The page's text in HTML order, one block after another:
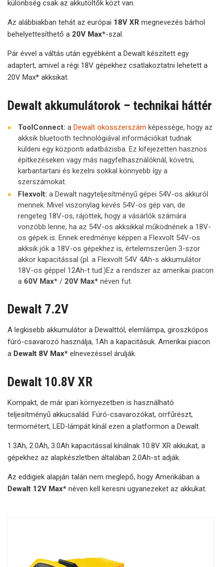
különbség csak az akkutöltők közt van.
Az alábbiakban tehát az európai 18V XR megnevezés bárhol
behelyettesíthető a 20V Max*-szal.
Pár évvel a váltás után egyébként a Dewalt készített egy
adaptert, amivel a régi 18V gépekhez csatlakoztatni lehetett a
20V Max* akksikat.
Dewalt akkumulátorok – technikai háttér
ToolConnect: a Dewalt okosszerszám képessége, hogy az
akksik bluetooth technológiával információkat tudnak
küldeni egy központi adatbázisba. Ez kifejezetten hasznos
építkezéseken vagy más nagyfelhasználóknál, követni,
karbantartani és kezelni sokkal könnyebb így a
szerszámokat.
Flexvolt: a Dewalt nagyteljesítményű gépei 54V-os akkuról
mennek. Mivel viszonylag kevés 54V-os gép van, de
rengeteg 18V-os, rájöttek, hogy a vásárlók számára
vonzóbb lenne, ha az 54V-os akksikkal működnének a 18V-
os gépek is. Ennek eredménye képpen a Flexvolt 54V-os
akksik jók a 18V-os gépekhez is, értelemszerűen 3-szor
akkor kapacitással (pl. a Flexvolt 54V 4Ah-s akkumulátor
18V-os géppel 12Ah-t tud.)Ez a rendszer az amerikai piacon
a 60V Max* / 20V Max* néven fut.
Dewalt 7.2V
A legkisebb akkumulátor a Dewalttól, elemlámpa, giroszkópos
fúró-csavarozó használja, 1Ah a kapacitásuk. Amerikai piacon
a Dewalt 8V Max* elnevezéssel árulják.
Dewalt 10.8V XR
Kompakt, de már ipari környezetben is használható
teljesítményű akkucsalád. Fúró-csavarozókat, orrfűrészt,
termométert, LED-lámpát kínál ezen a platformon a Dewalt.
1.3Ah, 2.0Ah, 3.0Ah kapacitással kínálnak 10.8V XR akkukat, a
gépekhez az alapkészletben általában 2.0Ah-st adják.
Az eddigiek alapján talán nem meglepő, hogy Amerikában a
Dewalt 12V Max* néven kell keresni ugyanezeket az akkukat.